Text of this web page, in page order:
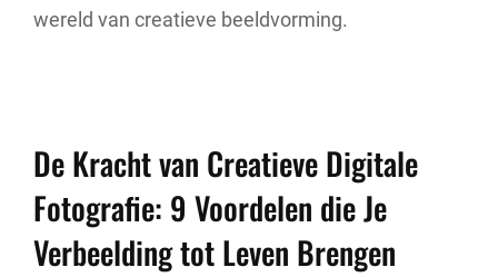
wereld van creatieve beeldvorming.
De Kracht van Creatieve Digitale
Fotografie: 9 Voordelen die Je
Verbeelding tot Leven Brengen